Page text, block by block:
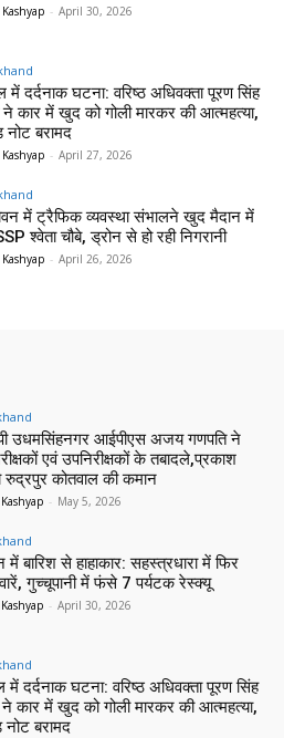
- April 30, 2026
में दर्दनाक घटना: वरिष्ठ अधिवक्ता पूरण सिंह
ने कार में खुद को गोली मारकर की आत्महत्या,
नोट बरामद
- April 27, 2026
में ट्रैफिक व्यवस्था संभालने खुद मैदान में
श्वेता चौबे, ड्रोन से हो रही निगरानी
- April 26, 2026
उधमसिंहनगर आईपीएस अजय गणपति ने
एवं उपनिरीक्षकों के तबादले,प्रकाश
रुद्रपुर कोतवाल की कमान
- May 5, 2026
में बारिश से हाहाकार: सहस्त्रधारा में फिर
गुच्चूपानी में फंसे 7 पर्यटक रेस्क्यू
- April 30, 2026
में दर्दनाक घटना: वरिष्ठ अधिवक्ता पूरण सिंह
कार में खुद को गोली मारकर की आत्महत्या,
बरामद